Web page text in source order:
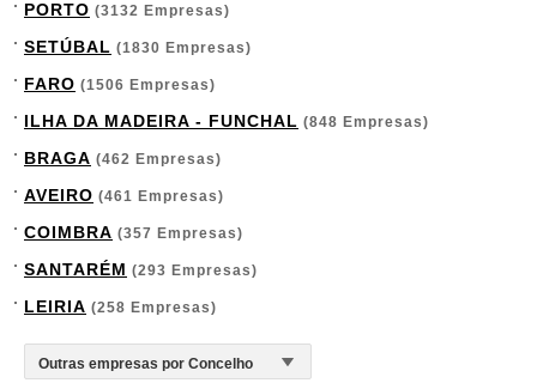
PORTO (3132 Empresas)
SETÚBAL (1830 Empresas)
FARO (1506 Empresas)
ILHA DA MADEIRA - FUNCHAL (848 Empresas)
BRAGA (462 Empresas)
AVEIRO (461 Empresas)
COIMBRA (357 Empresas)
SANTARÉM (293 Empresas)
LEIRIA (258 Empresas)